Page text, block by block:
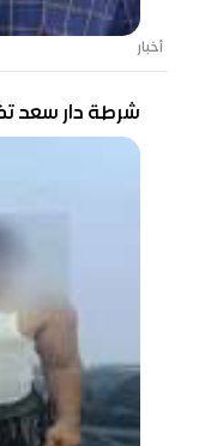
أخبار
شرطة دار سعد